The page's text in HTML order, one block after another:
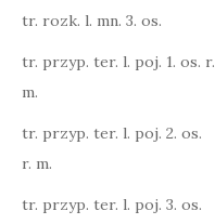
tr. rozk. l. mn. 3. os.
tr. przyp. ter. l. poj. 1. os. r.
m.
tr. przyp. ter. l. poj. 2. os.
r. m.
tr. przyp. ter. l. poj. 3. os.